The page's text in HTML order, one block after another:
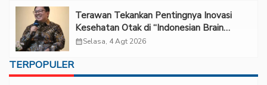
Terawan Tekankan Pentingnya Inovasi
Kesehatan Otak di “Indonesian Brain
Forum 2026 UPN Veteran Jakarta”
calendar_monthSelasa, 4 Agt 2026
TERPOPULER